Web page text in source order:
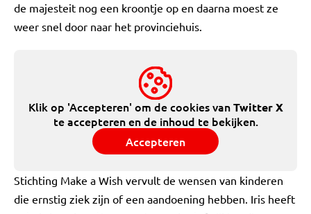
de majesteit nog een kroontje op en daarna moest ze
weer snel door naar het provinciehuis.
Klik op 'Accepteren' om de cookies vanTwitter X
te accepteren en de inhoud te bekijken.
Accepteren
Stichting Make a Wish vervult de wensen van kinderen
die ernstig ziek zijn of een aandoening hebben. Iris heeft